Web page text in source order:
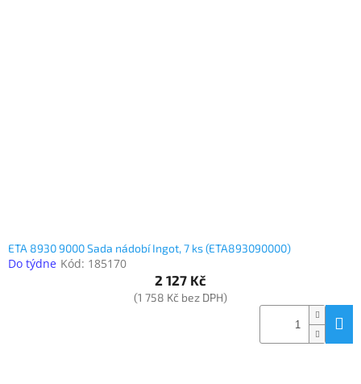
ETA 8930 9000 Sada nádobí Ingot, 7 ks (ETA893090000)
Do týdne Kód: 185170
2 127 Kč
(1 758 Kč bez DPH)